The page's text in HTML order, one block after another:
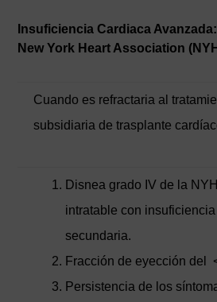
Insuficiencia Cardiaca
New York Heart Association
Cuando es refractaria al
subsidiaria de trasplante
Disnea grado IV de la
intratable con
secundaria.
Fracción de eyección del
Persistencia de los